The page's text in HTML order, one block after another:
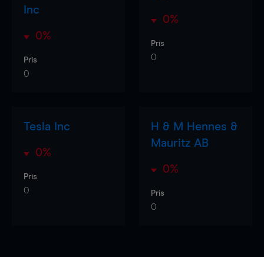
Inc
0%
Pris
0
0%
Pris
0
Tesla Inc
0%
Pris
0
H & M Hennes &
Mauritz AB
0%
Pris
0